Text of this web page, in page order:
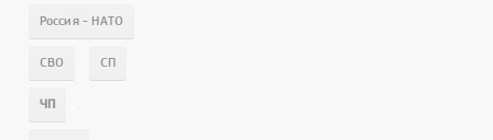
Россия - НАТО
СВО СП
ЧП